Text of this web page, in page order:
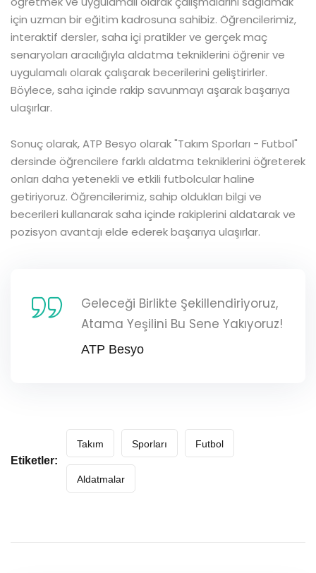
için uzman bir eğitim kadrosuna sahibiz. Öğrencilerimiz,
interaktif dersler, saha içi pratikler ve gerçek maç
senaryoları aracılığıyla aldatma tekniklerini öğrenir ve
uygulamalı olarak çalışarak becerilerini geliştirirler.
Böylece, saha içinde rakip savunmayı aşarak başarıya
ulaşırlar.
Sonuç olarak, ATP Besyo olarak "Takım Sporları - Futbol"
dersinde öğrencilere farklı aldatma tekniklerini öğreterek
onları daha yetenekli ve etkili futbolcular haline
getiriyoruz. Öğrencilerimiz, sahip oldukları bilgi ve
becerileri kullanarak saha içinde rakiplerini aldatarak ve
pozisyon avantajı elde ederek başarıya ulaşırlar.
Geleceği Birlikte Şekillendiriyoruz,
Atama Yeşilini Bu Sene Yakıyoruz!
ATP Besyo
Etiketler:
Takım Sporları Futbol
Aldatmalar